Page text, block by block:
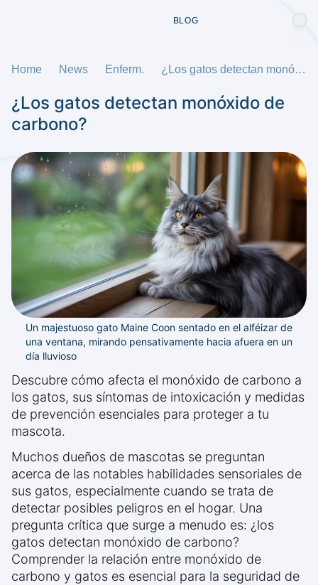
BLOG
Home News Enferm. ¿Los gatos detectan monóxido de carbono?
¿Los gatos detectan monóxido de
carbono?
Un majestuoso gato Maine Coon sentado en el alféizar de
una ventana, mirando pensativamente hacia afuera en un
día lluvioso
Descubre cómo afecta el monóxido de carbono a
los gatos, sus síntomas de intoxicación y medidas
de prevención esenciales para proteger a tu
mascota.
Muchos dueños de mascotas se preguntan
acerca de las notables habilidades sensoriales de
sus gatos, especialmente cuando se trata de
detectar posibles peligros en el hogar. Una
pregunta crítica que surge a menudo es: ¿los
gatos detectan monóxido de carbono?
Comprender la relación entre monóxido de
carbono y gatos es esencial para la seguridad de